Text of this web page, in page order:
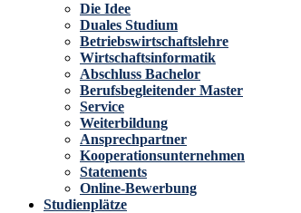
Die Idee
Duales Studium
Betriebswirtschaftslehre
Wirtschaftsinformatik
Abschluss Bachelor
Berufsbegleitender Master
Service
Weiterbildung
Ansprechpartner
Kooperationsunternehmen
Statements
Online-Bewerbung
Studienplätze